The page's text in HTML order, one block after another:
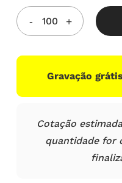
5.00de
5, com
baseado
em
clientes
Gravação grátis
Cotação
quantidade for